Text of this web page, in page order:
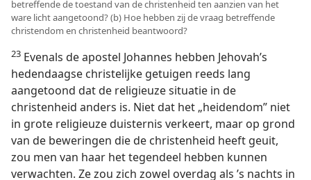
betreffende de toestand van de christenheid ten aanzien van het
ware licht aangetoond? (b) Hoe hebben zij de vraag betreffende
christendom en christenheid beantwoord?
23 Evenals de apostel Johannes hebben Jehovah’s
hedendaagse christelijke getuigen reeds lang
aangetoond dat de religieuze situatie in de
christenheid anders is. Niet dat het „heidendom” niet
in grote religieuze duisternis verkeert, maar op grond
van de beweringen die de christenheid heeft geuit,
zou men van haar het tegendeel hebben kunnen
verwachten. Ze zou zich zowel overdag als ’s nachts in